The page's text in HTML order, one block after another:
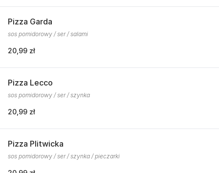
Pizza Garda
sos pomidorowy / ser / salami
20,99 zł
Pizza Lecco
sos pomidorowy / ser / szynka
20,99 zł
Pizza Plitwicka
sos pomidorowy / ser / szynka / pieczarki